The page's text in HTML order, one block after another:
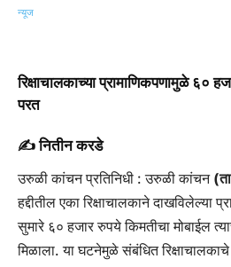
रिक्षाचालकाच्या प्रामाणिकपणामुळे ६०
परत
✍️ नितीन करडे
उरुळी कांचन प्रतिनिधी : उरुळी कांचन
हद्दीतील एका रिक्षाचालकाने दाखविलेल्या
सुमारे ६० हजार रुपये किमतीचा मोबाईल
मिळाला. या घटनेमुळे संबंधित